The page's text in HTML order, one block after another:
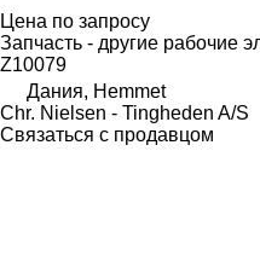
Цена по запросу
Запчасть - другие рабочие
Z10079
Дания, Hemmet
Chr. Nielsen - Tingheden A/S
Связаться с продавцом